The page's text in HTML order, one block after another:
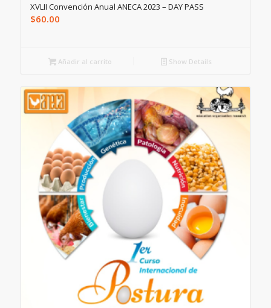
XVLII Convención Anual ANECA 2023 – DAY PASS
$60.00
Añadir al carrito Show Details